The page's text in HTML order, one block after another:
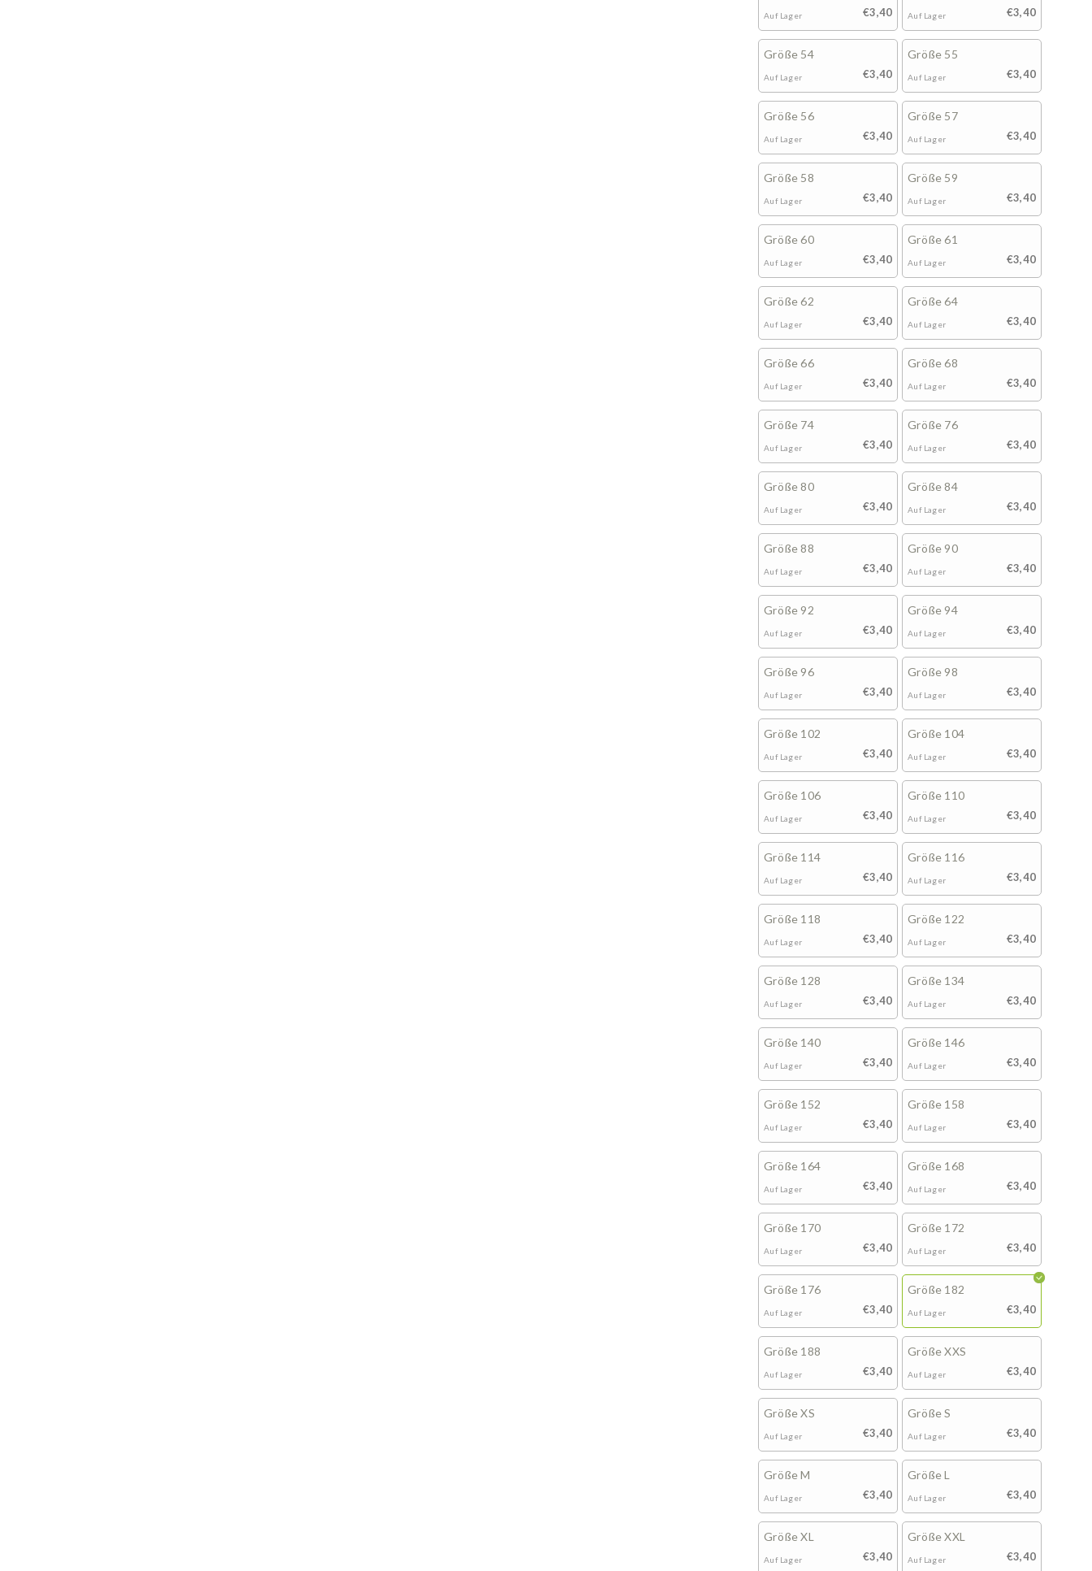
€3,40
Auf Lager €3,40
Auf Lager
Größe 54
€3,40
Auf Lager
Größe 55
€3,40
Auf Lager
Größe 56
€3,40
Auf Lager
Größe 57
€3,40
Auf Lager
Größe 58
€3,40
Auf Lager
Größe 59
€3,40
Auf Lager
Größe 60
€3,40
Auf Lager
Größe 61
€3,40
Auf Lager
Größe 62
€3,40
Auf Lager
Größe 64
€3,40
Auf Lager
Größe 66
€3,40
Auf Lager
Größe 68
€3,40
Auf Lager
Größe 74
€3,40
Auf Lager
Größe 76
€3,40
Auf Lager
Größe 80
€3,40
Auf Lager
Größe 84
€3,40
Auf Lager
Größe 88
€3,40
Auf Lager
Größe 90
€3,40
Auf Lager
Größe 92
€3,40
Auf Lager
Größe 94
€3,40
Auf Lager
Größe 96
€3,40
Auf Lager
Größe 98
€3,40
Auf Lager
Größe 102
€3,40
Auf Lager
Größe 104
€3,40
Auf Lager
Größe 106
€3,40
Auf Lager
Größe 110
€3,40
Auf Lager
Größe 114
€3,40
Auf Lager
Größe 116
€3,40
Auf Lager
Größe 118
€3,40
Auf Lager
Größe 122
€3,40
Auf Lager
Größe 128
€3,40
Auf Lager
Größe 134
€3,40
Auf Lager
Größe 140
€3,40
Auf Lager
Größe 146
€3,40
Auf Lager
Größe 152
€3,40
Auf Lager
Größe 158
€3,40
Auf Lager
Größe 164
€3,40
Auf Lager
Größe 168
€3,40
Auf Lager
Größe 170
€3,40
Auf Lager
Größe 172
€3,40
Auf Lager
Größe 176
€3,40
Auf Lager
Größe 182
€3,40
Auf Lager
Größe 188
€3,40
Auf Lager
Größe XXS
€3,40
Auf Lager
Größe XS
€3,40
Auf Lager
Größe S
€3,40
Auf Lager
Größe M
€3,40
Auf Lager
Größe L
€3,40
Auf Lager
Größe XL
€3,40
Auf Lager
Größe XXL
€3,40
Auf Lager